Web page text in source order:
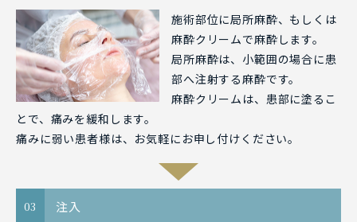
施術部位に局所麻酔、もしくは
麻酔クリームで麻酔します。
局所麻酔は、小範囲の場合に患
部へ注射する麻酔です。
麻酔クリームは、患部に塗るこ
とで、痛みを緩和します。
痛みに弱い患者様は、お気軽にお申し付けください。
03 注入